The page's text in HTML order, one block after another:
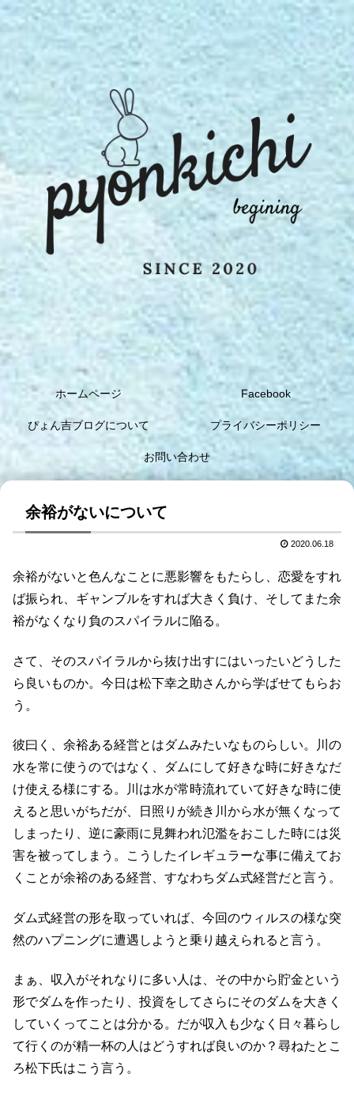
ホームページ Facebook
ぴょん吉ブログについて プライバシーポリシー
お問い合わせ
余裕がないについて
2020.06.18
余裕がないと色んなことに悪影響をもたらし、恋愛をすれ
ば振られ、ギャンブルをすれば大きく負け、そしてまた余
裕がなくなり負のスパイラルに陥る。
さて、そのスパイラルから抜け出すにはいったいどうした
ら良いものか。今日は松下幸之助さんから学ばせてもらお
う。
彼曰く、余裕ある経営とはダムみたいなものらしい。川の
水を常に使うのではなく、ダムにして好きな時に好きなだ
け使える様にする。川は水が常時流れていて好きな時に使
えると思いがちだが、日照りが続き川から水が無くなって
しまったり、逆に豪雨に見舞われ氾濫をおこした時には災
害を被ってしまう。こうしたイレギュラーな事に備えてお
くことが余裕のある経営、すなわちダム式経営だと言う。
ダム式経営の形を取っていれば、今回のウィルスの様な突
然のハプニングに遭遇しようと乗り越えられると言う。
まぁ、収入がそれなりに多い人は、その中から貯金という
形でダムを作ったり、投資をしてさらにそのダムを大きく
していくってことは分かる。だが収入も少なく日々暮らし
て行くのが精一杯の人はどうすれば良いのか？尋ねたとこ
ろ松下氏はこう言う。